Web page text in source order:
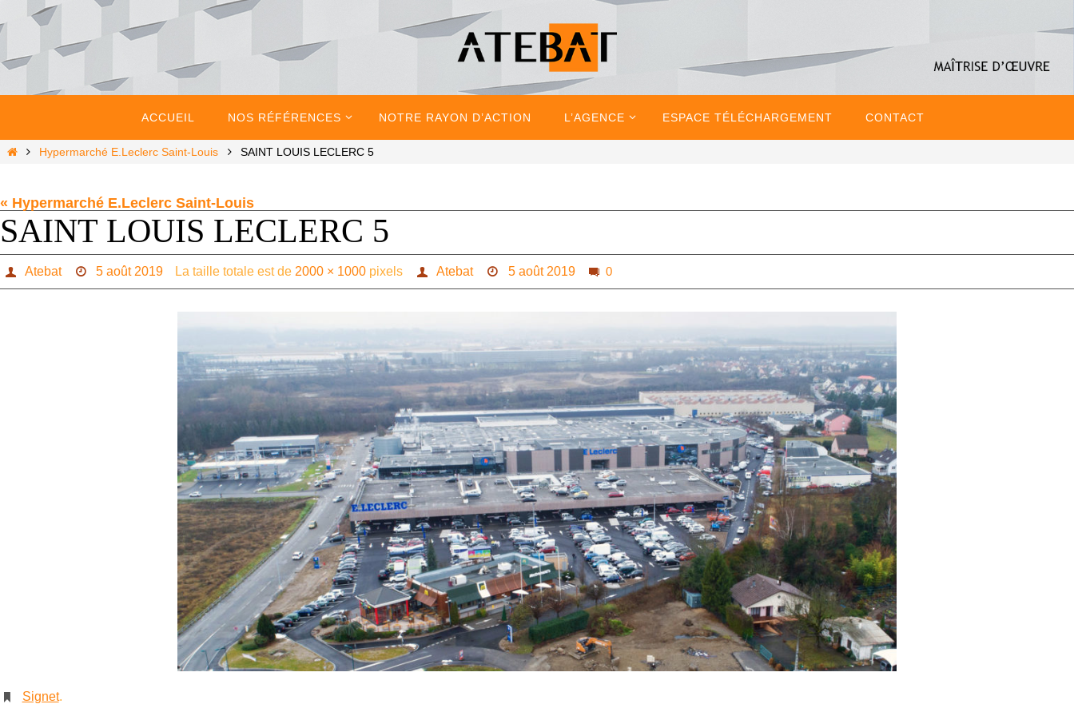
Passer
vers
le
contenu
ACCUEIL NOS RÉFÉRENCES NOTRE RAYON D’ACTION L’AGENCE ESPACE TÉLÉCHARGEMENT CONTACT
HomeHypermarché E.Leclerc Saint-Louis SAINT LOUIS LECLERC 5
« Hypermarché E.Leclerc Saint-Louis
SAINT LOUIS LECLERC 5
Atebat 5 août 2019 La taille totale est de 2000 × 1000 pixels Atebat 5 août 2019 0
Signet.